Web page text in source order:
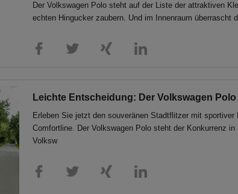
Der Volkswagen Polo steht auf der Liste der attraktiven
echten Hingucker zaubern. Und im Innenraum
Leichte Entscheidung: Der Volkswagen Polo
Erleben Sie jetzt den souveränen Stadtflitzer mit
Comfortline. Der Volkswagen Polo steht der Konkurrenz
Volksw